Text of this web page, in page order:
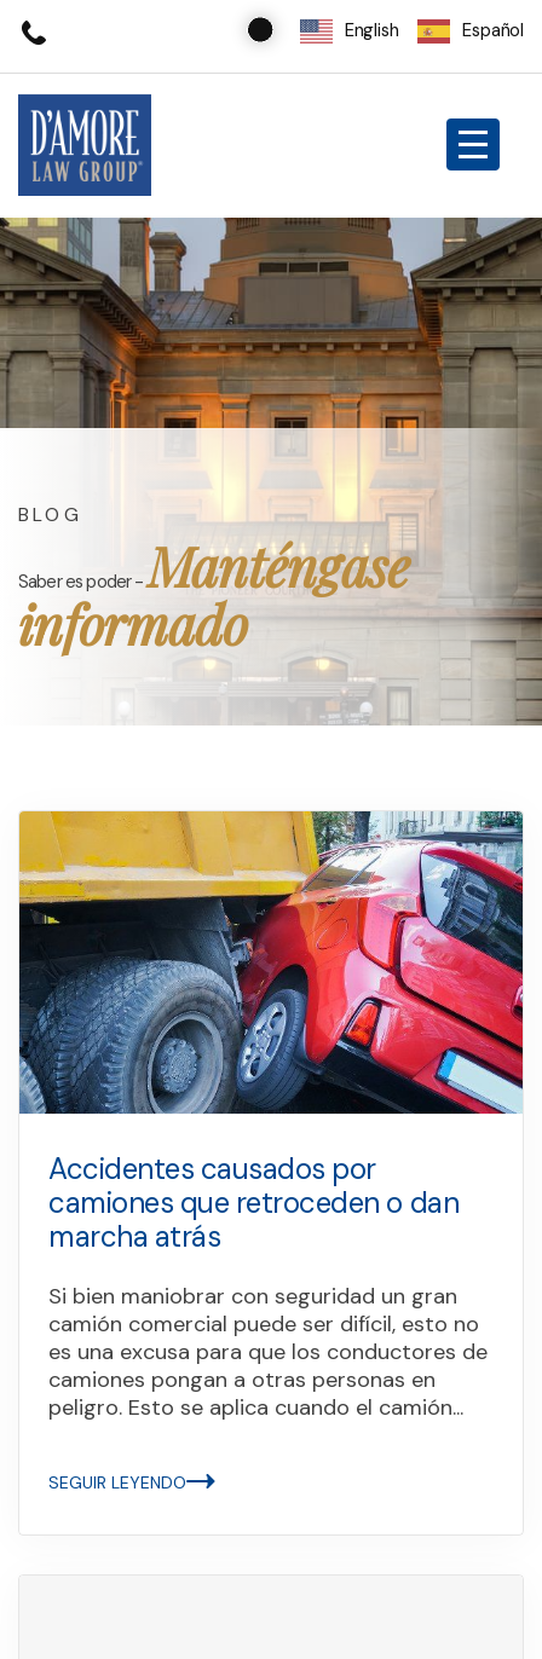
English Español
Saber es poder -Manténgase
informado
BLOG
Accidentes causados por
camiones que retroceden o dan
marcha atrás
Si bien maniobrar con seguridad un gran
camión comercial puede ser difícil, esto no
es una excusa para que los conductores de
camiones pongan a otras personas en
peligro. Esto se aplica cuando el camión...
SEGUIR LEYENDO